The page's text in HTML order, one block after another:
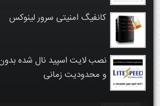
کانفیگ امنیتی سرور لینوکس
نصب لایت اسپید نال شده
و محدودیت زمانی